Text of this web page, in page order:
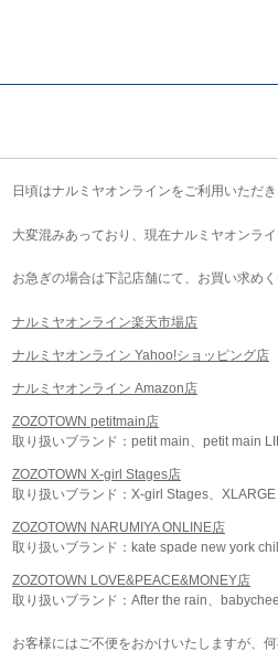
日頃はナルミヤオンラインをご利用いただ
大変混みあっており、現在ナルミヤオンラ
お急ぎの場合は下記店舗にて、お買い求めく
ナルミヤオンライン楽天市場店
ナルミヤオンライン Yahoo!ショッピング店
ナルミヤオンライン Amazon店
ZOZOTOWN petitmain店
取り扱いブランド：petit main、petit main
ZOZOTOWN X-girl Stages店
取り扱いブランド：X-girl Stages、
ZOZOTOWN NARUMIYA ONLINE店
取り扱いブランド：kate spade new york
ZOZOTOWN LOVE&PEACE&MONEY店
取り扱いブランド：After the rain、
お客様にはご不便をおかけいたしますが、